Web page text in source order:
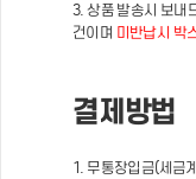
3. 상품 발송시 보내
건이며 미반납시 박
결제방법
1. 무통장입금(세금